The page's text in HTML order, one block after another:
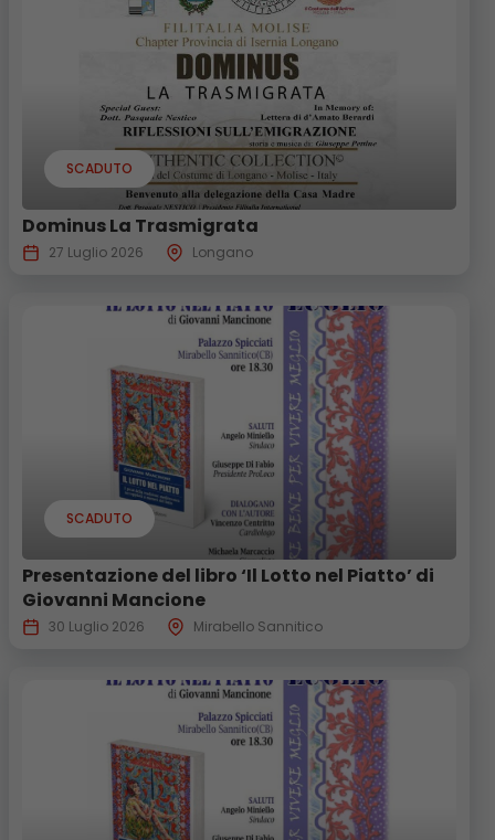
SCADUTO
Dominus La Trasmigrata
27 Luglio 2026 Longano
SCADUTO
Presentazione del libro ‘Il Lotto nel Piatto’ di
Giovanni Mancione
30 Luglio 2026 Mirabello Sannitico